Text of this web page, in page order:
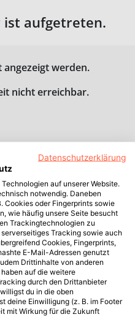
ist aufgetreten.
angezeigt werden.
nicht erreichbar.
Datenschutzerklärung
auf unserer Website.
notwendig. Daneben
Cookies oder Fingerprints sowie
wie häufig unsere Seite besucht
Trackingtechnologien zu
Tracking sowie auch
Cookies, Fingerprints,
E-Mail-Adressen genutzt
Drittinhalte von anderen
auf die weitere
durch den Drittanbieter
du in die oben
deine Einwilligung (z. B. im Footer
mit Wirkung für die Zukunft